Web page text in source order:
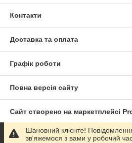
Контакти
Доставка та оплата
Графік роботи
Повна версія сайту
Сайт створено на маркетплейсі
Політика конфіденційності
Шановний клієнте!
зв'яжемося з вами у робочий